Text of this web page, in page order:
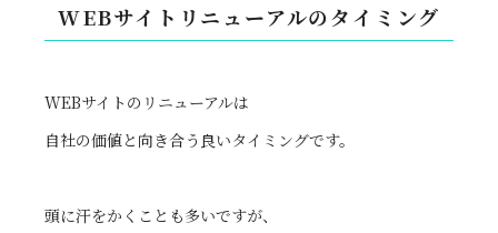
WEBサイトリニューアルのタイミング
WEBサイトのリニューアルは
自社の価値と向き合う良いタイミングです。
頭に汗をかくことも多いですが、